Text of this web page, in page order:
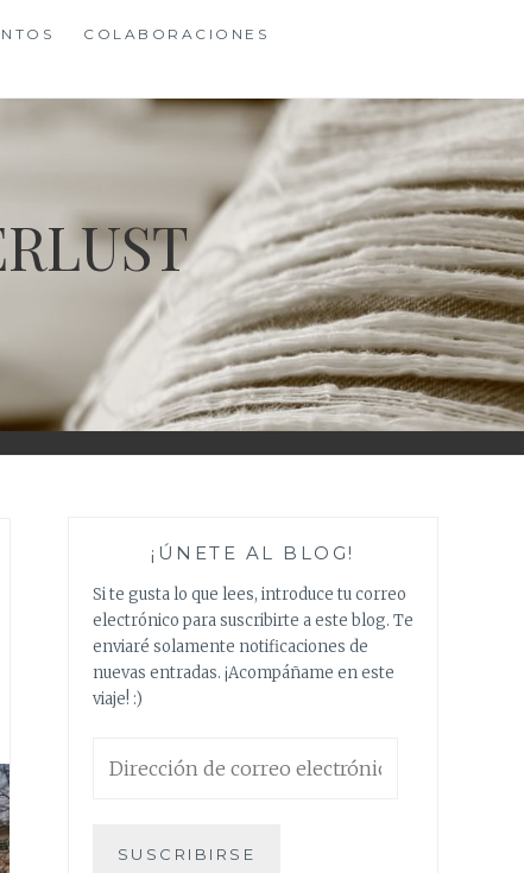
COLABORACIONES
¡ÚNETE AL BLOG!
Si te gusta lo que lees, introduce tu correo
electrónico para suscribirte a este blog. Te
enviaré solamente notificaciones de
nuevas entradas. ¡Acompáñame en este
viaje! :)
de
SUSCRIBIRSE